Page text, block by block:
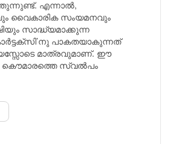
എന്നാല്‍,
വൈകാരിക സംയമനവും
സാദ്ധ്യമാക്കുന്ന
പാകതയാകുന്നത്
മാത്രവുമാണ്. ഈ
സ്വല്‍പം